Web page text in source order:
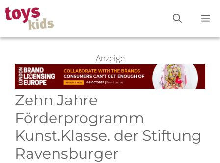
Zum
Inhalt
springen
Anzeige
Zehn Jahre
Förderprogramm
Kunst.Klasse. der Stiftung
Ravensburger